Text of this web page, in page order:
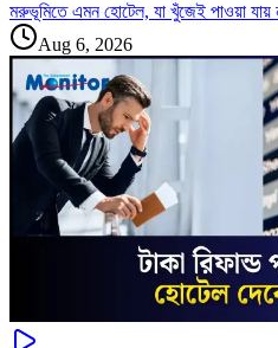
মরুভূমিতে এমন হোটেল, যা খুঁজেই পাওয়া যায়
Aug 6, 2026